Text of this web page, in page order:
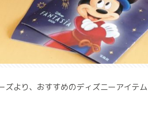
より、おすすめのディズニーアイテム